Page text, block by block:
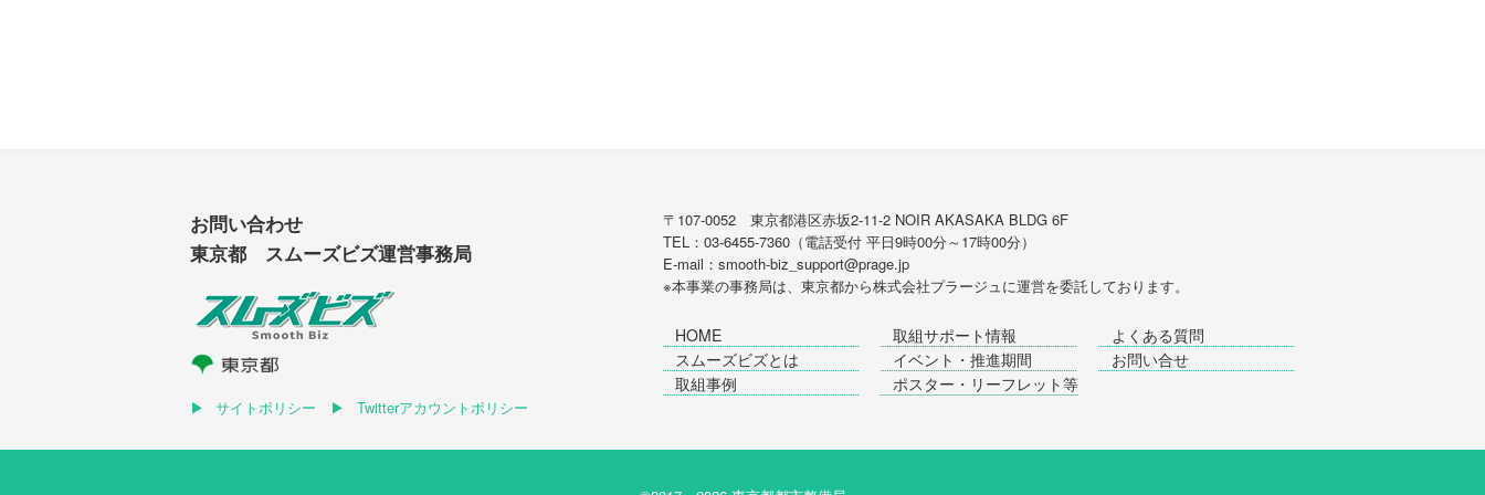
お問い合わせ
東京都 スムーズビズ運営事務局
サイトポリシー Twitterアカウントポリシー
〒107-0052 東京都港区赤坂2-11-2 NOIR AKASAKA BLDG 6F
TEL：03-6455-7360（電話受付 平日9時00分～17時00分）
E-mail：smooth-biz_support@prage.jp
※本事業の事務局は、東京都から株式会社プラージュに運営を委託しております。
HOME
スムーズビズとは
取組事例
取組サポート情報
イベント・推進期間
ポスター・リーフレット等
よくある質問
お問い合せ